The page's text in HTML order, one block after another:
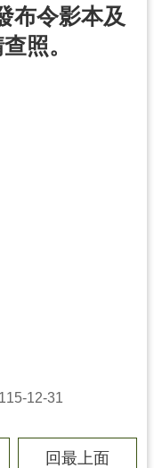
布令影本及
照。
12-31
回最上面